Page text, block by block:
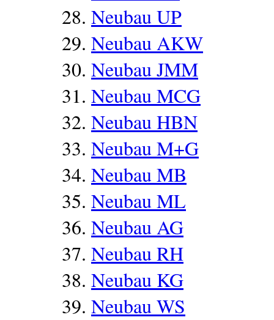
Neubau UP
Neubau AKW
Neubau JMM
Neubau MCG
Neubau HBN
Neubau M+G
Neubau MB
Neubau ML
Neubau AG
Neubau RH
Neubau KG
Neubau WS